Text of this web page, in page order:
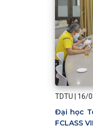
TDTU 16/
Đại học
FCLASS